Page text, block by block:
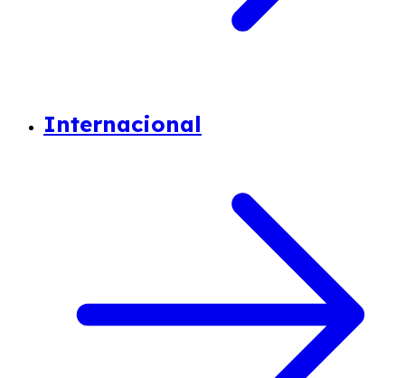
Internacional